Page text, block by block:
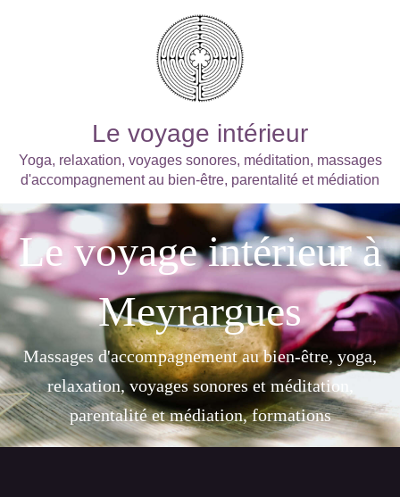
Le voyage intérieur
Yoga, relaxation, voyages sonores, méditation, massages
d'accompagnement au bien-être, parentalité et médiation
Le voyage intérieur à
Meyrargues
Massages d'accompagnement au bien-être, yoga,
relaxation, voyages sonores et méditation,
parentalité et médiation, formations